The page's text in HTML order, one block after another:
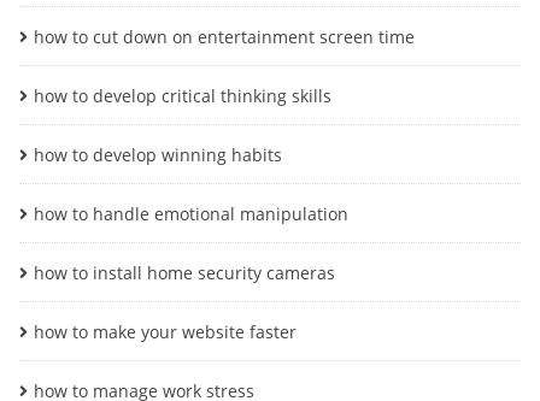
how to cut down on entertainment screen time
how to develop critical thinking skills
how to develop winning habits
how to handle emotional manipulation
how to install home security cameras
how to make your website faster
how to manage work stress